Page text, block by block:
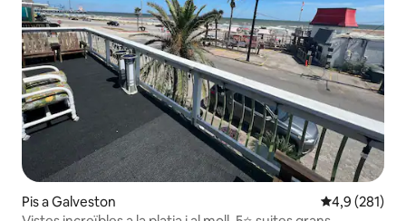
Pis a Galveston 4,9 de
4,9 (281)